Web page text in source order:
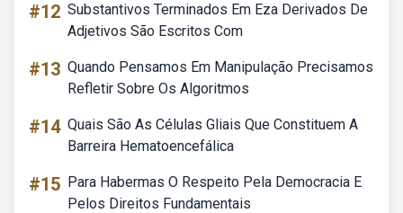
#12 Substantivos Terminados Em Eza Derivados De
Adjetivos São Escritos Com
#13 Quando Pensamos Em Manipulação Precisamos
Refletir Sobre Os Algoritmos
#14 Quais São As Células Gliais Que Constituem A
Barreira Hematoencefálica
#15 Para Habermas O Respeito Pela Democracia E
Pelos Direitos Fundamentais